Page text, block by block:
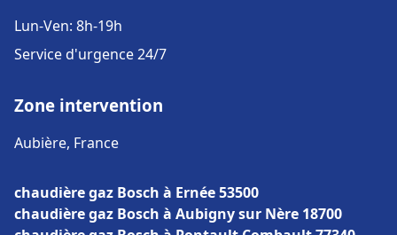
Lun-Ven: 8h-19h
Service d'urgence 24/7
Zone intervention
Aubière, France
chaudière gaz Bosch à Ernée 53500
chaudière gaz Bosch à Aubigny sur Nère 18700